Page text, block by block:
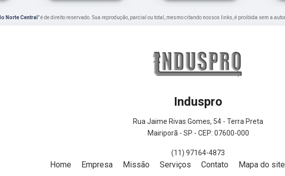
Norte Central " é de direito reservado. Sua reprodução, parcial ou total, mesmo citando nossos links, é proibida sem a
Induspro
Rua Jaime Rivas Gomes, 54 - Terra Preta
Mairiporã - SP - CEP: 07600-000
(11) 97164-4873
Home Empresa Missão Serviços Contato Mapa do site